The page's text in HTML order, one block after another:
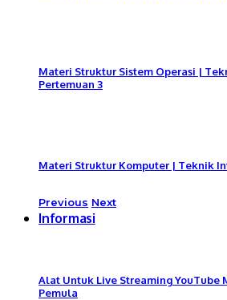
Materi Struktur Sistem Operasi |
Pertemuan 3
Materi Struktur Komputer | Teknik
Previous Next
Informasi
Alat Untuk Live Streaming YouTube
Pemula